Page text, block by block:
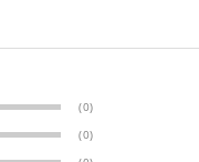
(0)
(0)